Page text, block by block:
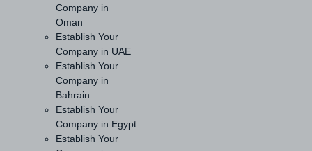
Company in
Oman
Establish Your
Company in UAE
Establish Your
Company in
Bahrain
Establish Your
Company in Egypt
Establish Your